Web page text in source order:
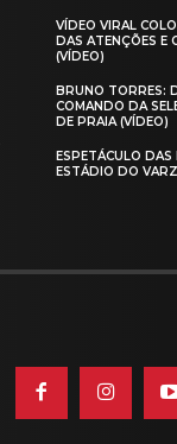
VÍDEO VIRAL
DAS ATENÇÕES E
(VÍDEO)
BRUNO TORRES:
COMANDO DA
DE PRAIA (VÍDEO)
ESPETÁCULO DAS
ESTÁDIO DO